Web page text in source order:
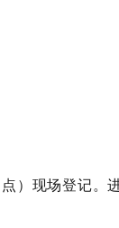
）现场登记。